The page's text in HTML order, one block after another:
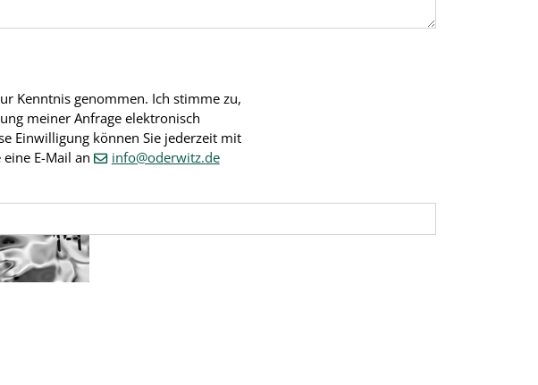
Kenntnis genommen. Ich stimme zu,
meiner Anfrage elektronisch
Einwilligung können Sie jederzeit mit
E-Mail an
info@oderwitz.de